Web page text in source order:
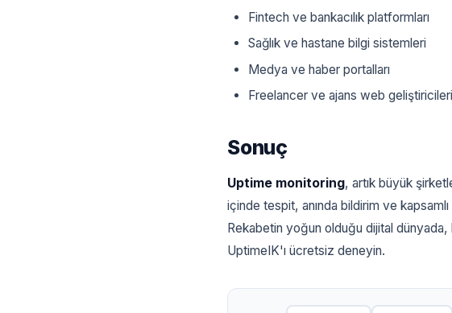
Fintech ve bankacılık platformları
Sağlık ve hastane bilgi sistemleri
Medya ve haber portalları
Freelancer ve ajans web
Sonuç
Uptime monitoring, artık büyük
içinde tespit, anında bildirim ve
Rekabetin yoğun olduğu dijital dünyada,
UptimeIK'ı ücretsiz deneyin.